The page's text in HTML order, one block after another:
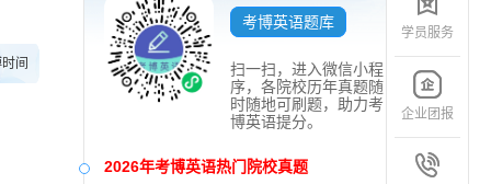
间
考博英语题库
扫一扫，进入微信小程
序，各院校历年真题随
时随地可刷题，助力考
博英语提分。
2026年考博英语热门院校真题
学员服务
企业团报